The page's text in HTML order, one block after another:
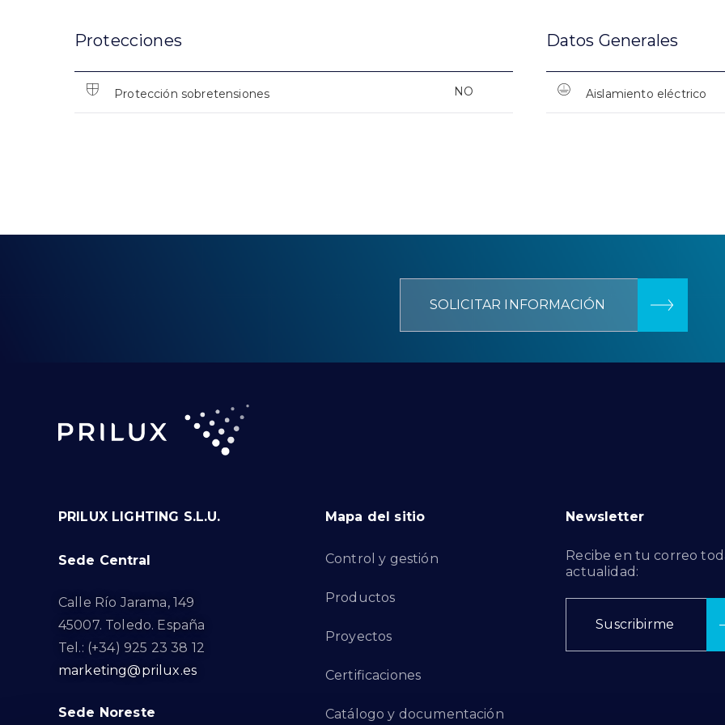
Protecciones
Protección sobretensiones NO
Datos Generales
Aislamiento eléctrico
SOLICITAR INFORMACIÓN
PRILUX LIGHTING S.L.U.
Sede Central
Calle Río Jarama, 149
45007. Toledo. España
Tel.: (+34) 925 23 38 12
marketing@prilux.es
Sede Noreste
Mapa del sitio
Control y gestión
Productos
Proyectos
Certificaciones
Catálogo y documentación
Newsletter
Recibe en tu correo
actualidad:
Suscribirme